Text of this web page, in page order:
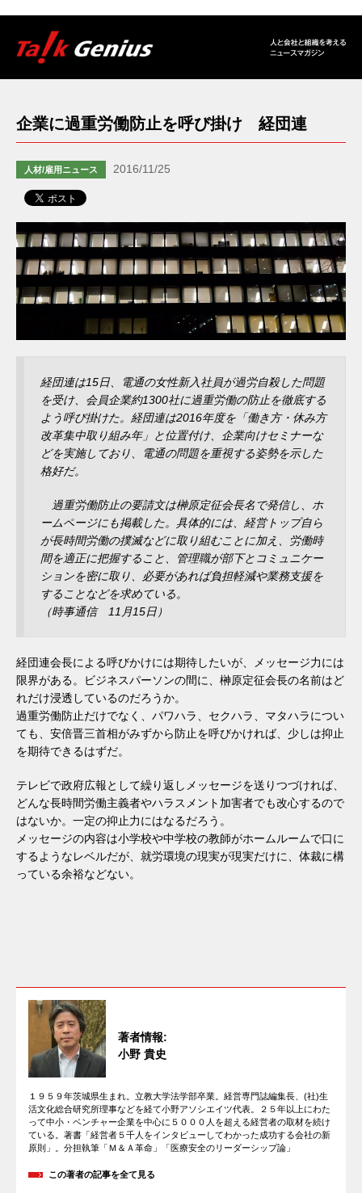
企業に過重労働防止を呼び掛け 経団連
人材/雇用ニュース 2016/11/25
経団連は15日、電通の女性新入社員が過労自殺した問題
を受け、会員企業約1300社に過重労働の防止を徹底する
よう呼び掛けた。経団連は2016年度を「働き方・休み方
改革集中取り組み年」と位置付け、企業向けセミナーな
どを実施しており、電通の問題を重視する姿勢を示した
格好だ。
過重労働防止の要請文は榊原定征会長名で発信し、ホ
ームページにも掲載した。具体的には、経営トップ自ら
が長時間労働の撲滅などに取り組むことに加え、労働時
間を適正に把握すること、管理職が部下とコミュニケー
ションを密に取り、必要があれば負担軽減や業務支援を
することなどを求めている。
（時事通信 11月15日）
経団連会長による呼びかけには期待したいが、メッセージ力には
限界がある。ビジネスパーソンの間に、榊原定征会長の名前はど
れだけ浸透しているのだろうか。
過重労働防止だけでなく、パワハラ、セクハラ、マタハラについ
ても、安倍晋三首相がみずから防止を呼びかければ、少しは抑止
を期待できるはずだ。
テレビで政府広報として繰り返しメッセージを送りつづければ、
どんな長時間労働主義者やハラスメント加害者でも改心するので
はないか。一定の抑止力にはなるだろう。
メッセージの内容は小学校や中学校の教師がホームルームで口に
するようなレベルだが、就労環境の現実が現実だけに、体裁に構
っている余裕などない。
著者情報:
小野 貴史
１９５９年茨城県生まれ。立教大学法学部卒業。経営専門誌編集長、(社)生
活文化総合研究所理事などを経て小野アソシエイツ代表。２５年以上にわた
って中小・ベンチャー企業を中心に５０００人を超える経営者の取材を続け
ている。著書「経営者５千人をインタビューしてわかった成功する会社の新
原則」。分担執筆「Ｍ＆Ａ革命」「医療安全のリーダーシップ論」
この著者の記事を全て見る